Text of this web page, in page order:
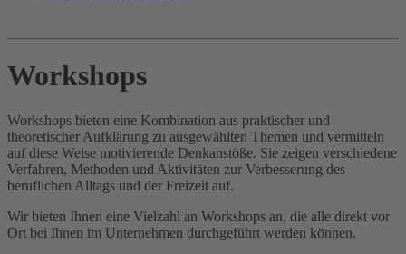
Workshops
Workshops bieten eine Kombination aus praktischer und
theoretischer Aufklärung zu ausgewählten Themen und vermitteln
auf diese Weise motivierende Denkanstöße. Sie zeigen verschiedene
Verfahren, Methoden und Aktivitäten zur Verbesserung des
beruflichen Alltags und der Freizeit auf.
Wir bieten Ihnen eine Vielzahl an Workshops an, die alle direkt vor
Ort bei Ihnen im Unternehmen durchgeführt werden können.